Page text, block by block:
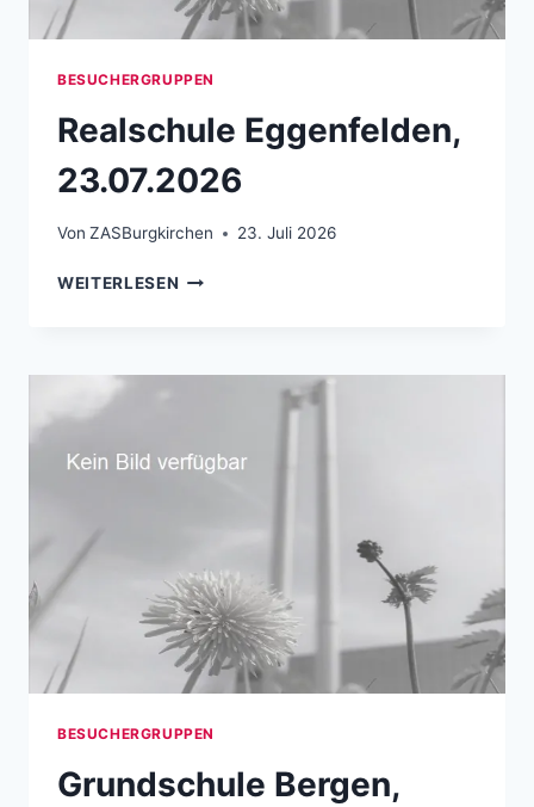
BESUCHERGRUPPEN
Realschule Eggenfelden,
23.07.2026
Von ZASBurgkirchen 23. Juli 2026
WEITERLESEN REALSCHULE EGGENFELDEN, 23.07.2026
BESUCHERGRUPPEN
Grundschule Bergen,